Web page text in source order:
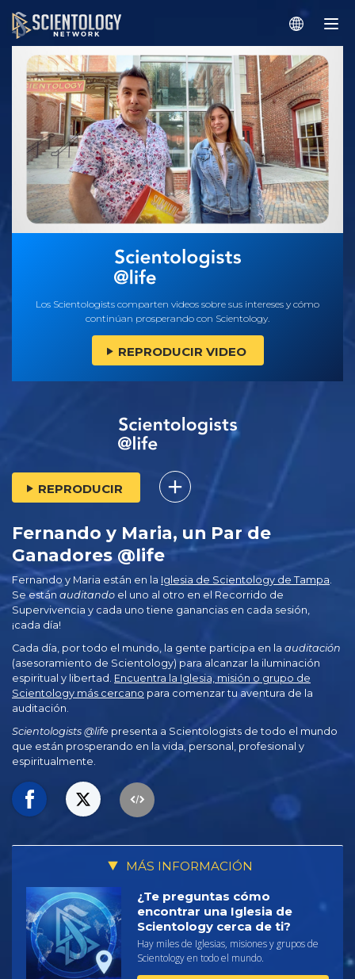
Los Scientologists comparten videos sobre sus intereses y cómo
continúan prosperando con Scientology.
REPRODUCIR VIDEO
REPRODUCIR
Fernando y Maria, un Par de
Ganadores @life
Fernando y Maria están en la Iglesia de Scientology de Tampa.
Se están auditando el uno al otro en el Recorrido de
Supervivencia y cada uno tiene ganancias en cada sesión,
¡cada día!
Cada día, por todo el mundo, la gente participa en la auditación
(asesoramiento de Scientology) para alcanzar la iluminación
espiritual y libertad. Encuentra la Iglesia, misión o grupo de
Scientology más cercano para comenzar tu aventura de la
auditación.
Scientologists @life presenta a Scientologists de todo el mundo
que están prosperando en la vida, personal, profesional y
espiritualmente.
MÁS INFORMACIÓN
¿Te preguntas cómo
encontrar una Iglesia de
Scientology cerca de ti?
Hay miles de Iglesias, misiones y grupos de
Scientology en todo el mundo.